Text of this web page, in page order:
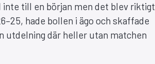
till en början men det blev riktigt
hade bollen i ägo och skaffade
utdelning där heller utan matchen